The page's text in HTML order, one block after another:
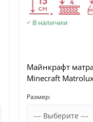
В наличии
Майнкрафт
Minecraft
Размер: